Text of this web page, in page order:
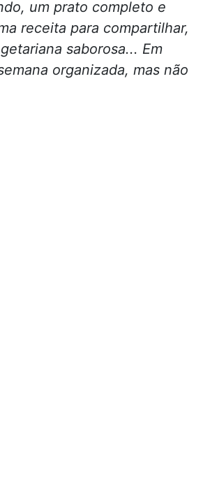
um prato completo e
receita para compartilhar,
saborosa... Em
organizada, mas não